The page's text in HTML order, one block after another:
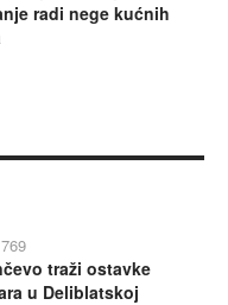
radi nege kućnih
traži ostavke
u Deliblatskoj